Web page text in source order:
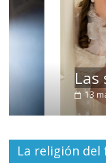
Las series-
13 marzo, 2026
La religión